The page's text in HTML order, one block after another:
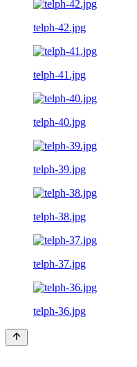
telph-42.jpg
telph-41.jpg
telph-40.jpg
telph-39.jpg
telph-38.jpg
telph-37.jpg
telph-36.jpg